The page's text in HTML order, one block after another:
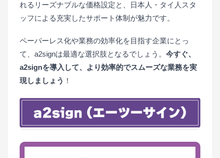
れるリーズナブルな価格設定と、日本人・タイ人スタ
ッフによる充実したサポート体制が魅力です。
ペーパーレス化や業務の効率化を目指す企業にとっ
て、a2signは最適な選択肢となるでしょう。 今すぐ、
a2signを導入して、より効率的でスムーズな業務を実
現しましょう ！